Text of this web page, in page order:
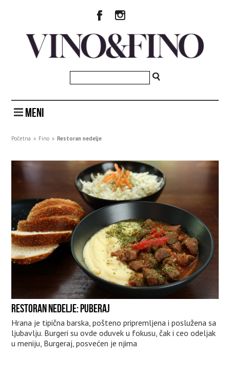
MENI
Početna » Fino » Restoran nedelje
RESTORAN NEDELJE: PUBERAJ
Hrana je tipična barska, pošteno pripremljena i poslužena sa
ljubavlju. Burgeri su ovde oduvek u fokusu, čak i ceo odeljak
u meniju, Burgeraj, posvećen je njima